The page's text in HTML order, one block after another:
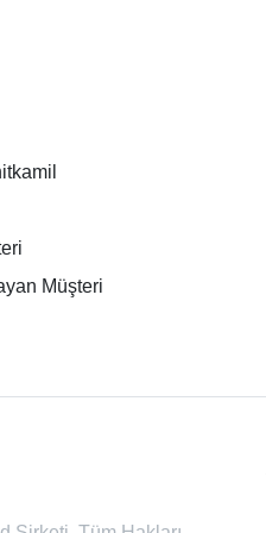
Müşteri